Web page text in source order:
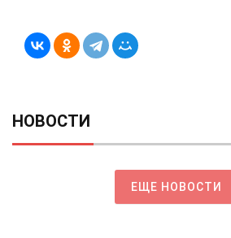
НОВОСТИ
ЕЩЕ НОВОСТИ